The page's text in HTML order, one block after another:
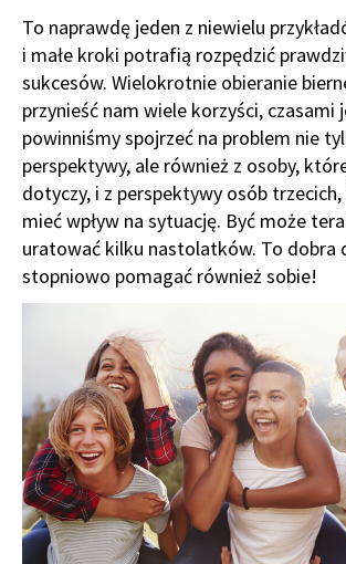
To naprawdę jeden z niewielu
i małe kroki potrafią rozpędzić
sukcesów. Wielokrotnie obieranie
przynieść nam wiele korzyści, czasami
powinniśmy spojrzeć na problem nie
perspektywy, ale również z osoby,
dotyczy, i z perspektywy osób
mieć wpływ na sytuację. Być może
uratować kilku nastolatków. To dobra
stopniowo pomagać również sobie!